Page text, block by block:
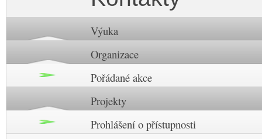
Výuka
Organizace
Pořádané akce
Projekty
Prohlášení o přístupnosti